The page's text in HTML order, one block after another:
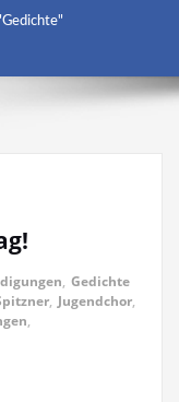
, Gedichte
, Jugendchor,
,